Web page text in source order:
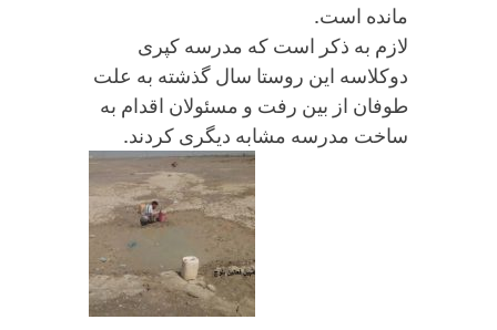
مانده است.
لازم به ذکر است که مدرسه کپری
دوکلاسه این روستا سال گذشته به علت
طوفان از بین رفت و مسئولان اقدام به
ساخت مدرسه مشابه دیگری کردند.